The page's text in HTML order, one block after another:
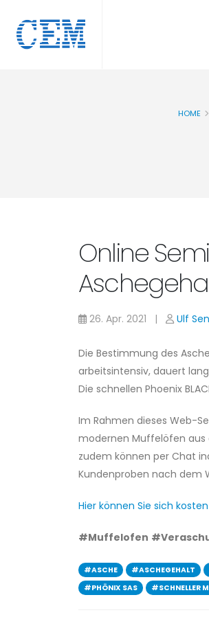
HOME
Online
26. Apr. 2021 | Ulf
Die Bestimmung des
arbeitsintensiv, dauert
Die schnellen Phoenix
Im Rahmen dieses Web-
modernen Muffelöfen aus
zudem können per Chat
Kundenproben nach dem
Hier können Sie sich
#Muffelofen
#ASCHE #ASCHEGEHALT
#PHÖNIX SAS
#SCHNELLER